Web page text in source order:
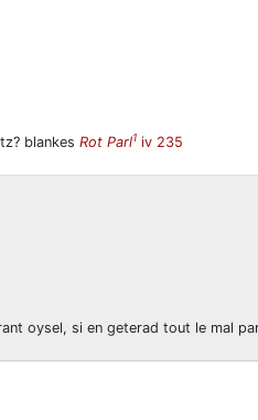
blankes Rot Parl1 iv 235
oysel, si en geterad tout le mal